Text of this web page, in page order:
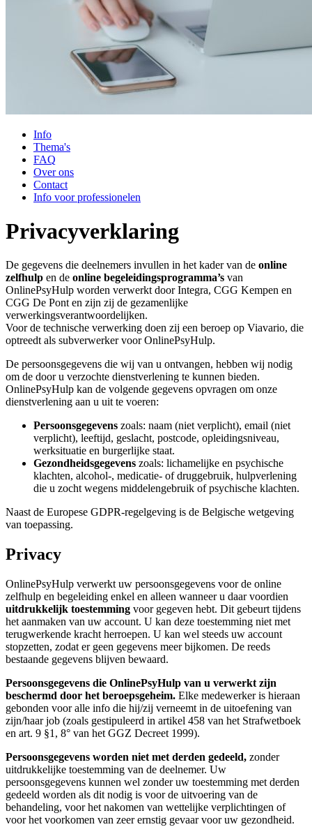
Info
Thema's
FAQ
Over ons
Contact
Info voor professionelen
Privacyverklaring
De gegevens die deelnemers invullen in het kader van de online
zelfhulp en de online begeleidingsprogramma’s van
OnlinePsyHulp worden verwerkt door Integra, CGG Kempen en
CGG De Pont en zijn zij de gezamenlijke
verwerkingsverantwoordelijken.
Voor de technische verwerking doen zij een beroep op Viavario, die
optreedt als subverwerker voor OnlinePsyHulp.
De persoonsgegevens die wij van u ontvangen, hebben wij nodig
om de door u verzochte dienstverlening te kunnen bieden.
OnlinePsyHulp kan de volgende gegevens opvragen om onze
dienstverlening aan u uit te voeren:
Persoonsgegevens zoals: naam (niet verplicht), email (niet
verplicht), leeftijd, geslacht, postcode, opleidingsniveau,
werksituatie en burgerlijke staat.
Gezondheidsgegevens zoals: lichamelijke en psychische
klachten, alcohol-, medicatie- of druggebruik, hulpverlening
die u zocht wegens middelengebruik of psychische klachten.
Naast de Europese GDPR-regelgeving is de Belgische wetgeving
van toepassing.
Privacy
OnlinePsyHulp verwerkt uw persoonsgegevens voor de online
zelfhulp en begeleiding enkel en alleen wanneer u daar voordien
uitdrukkelijk toestemming voor gegeven hebt. Dit gebeurt tijdens
het aanmaken van uw account. U kan deze toestemming niet met
terugwerkende kracht herroepen. U kan wel steeds uw account
stopzetten, zodat er geen gegevens meer bijkomen. De reeds
bestaande gegevens blijven bewaard.
Persoonsgegevens die OnlinePsyHulp van u verwerkt zijn
beschermd door het beroepsgeheim. Elke medewerker is hieraan
gebonden voor alle info die hij/zij verneemt in de uitoefening van
zijn/haar job (zoals gestipuleerd in artikel 458 van het Strafwetboek
en art. 9 §1, 8° van het GGZ Decreet 1999).
Persoonsgegevens worden niet met derden gedeeld, zonder
uitdrukkelijke toestemming van de deelnemer. Uw
persoonsgegevens kunnen wel zonder uw toestemming met derden
gedeeld worden als dit nodig is voor de uitvoering van de
behandeling, voor het nakomen van wettelijke verplichtingen of
voor het voorkomen van zeer ernstig gevaar voor uw gezondheid.